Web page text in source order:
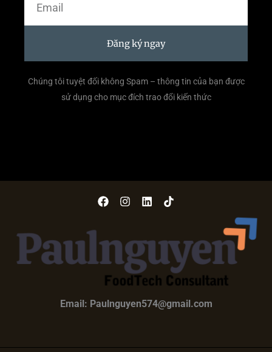
Đăng ký ngay
Chúng tôi tuyệt đối không Spam – thông tin của bạn được
sử dụng cho mục đích trao đổi kiến thức
Email: Paulnguyen574@gmail.com